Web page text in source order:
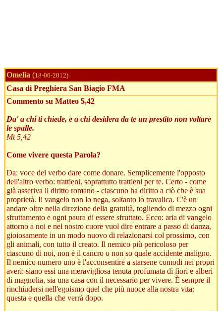
Omelia (18-06-2012)
Casa di Preghiera San Biagio FMA
Commento su Matteo 5,42
Da' a chi ti chiede, e a chi desidera da te un prestito non voltare
le spalle.
Mt 5,42
Come vivere questa Parola?
Da: voce del verbo dare come donare. Semplicemente l'opposto
dell'altro verbo: trattieni, soprattutto trattieni per te. Certo - come
già asseriva il diritto romano - ciascuno ha diritto a ciò che è sua
proprietà. Il vangelo non lo nega, soltanto lo travalica. C'è un
andare oltre nella direzione della gratuità, togliendo di mezzo ogni
sfruttamento e ogni paura di essere sfruttato. Ecco: aria di vangelo
attorno a noi e nel nostro cuore vuol dire entrare a passo di danza,
gioiosamente in un modo nuovo di relazionarsi col prossimo, con
gli animali, con tutto il creato. Il nemico più pericoloso per
ciascuno di noi, non è il cancro o non so quale accidente maligno.
Il nemico numero uno è l'acconsentire a starsene comodi nei propri
averi: siano essi una meravigliosa tenuta profumata di fiori e alberi
di magnolia, sia una casa con il necessario per vivere. È sempre il
rinchiudersi nell'egoismo quel che più nuoce alla nostra vita:
questa e quella che verrà dopo.